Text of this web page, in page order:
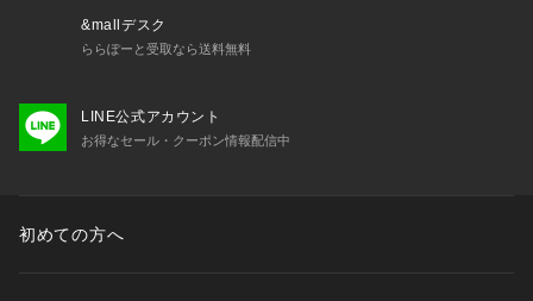
&mallデスク
ららぽーと受取なら送料無料
LINE公式アカウント
お得なセール・クーポン情報配信中
初めての方へ